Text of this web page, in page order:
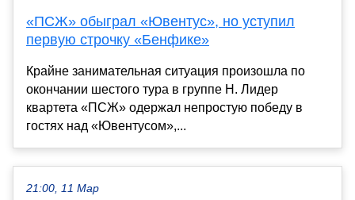
«ПСЖ» обыграл «Ювентус», но уступил
первую строчку «Бенфике»
Крайне занимательная ситуация произошла по
окончании шестого тура в группе H. Лидер
квартета «ПСЖ» одержал непростую победу в
гостях над «Ювентусом»,...
21:00, 11 Мар